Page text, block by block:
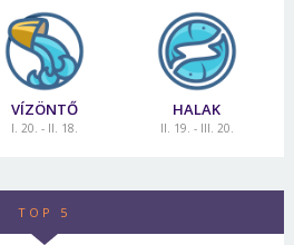
VÍZÖNTŐ
I. 20. - II. 18.
HALAK
II. 19. - III. 20.
TOP 5
bejelentkezés